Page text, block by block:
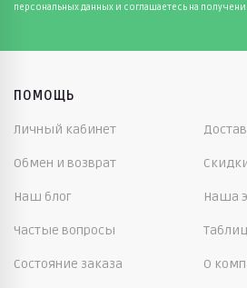
персональных данных и соглашаетесь на
ПОМОЩЬ
Личный кабинет
Обмен и возврат
Наш блог Наша
Частые вопросы
Состояние заказа О